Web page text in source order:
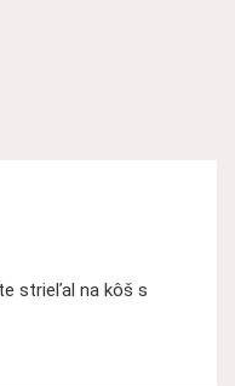
strieľal na kôš s